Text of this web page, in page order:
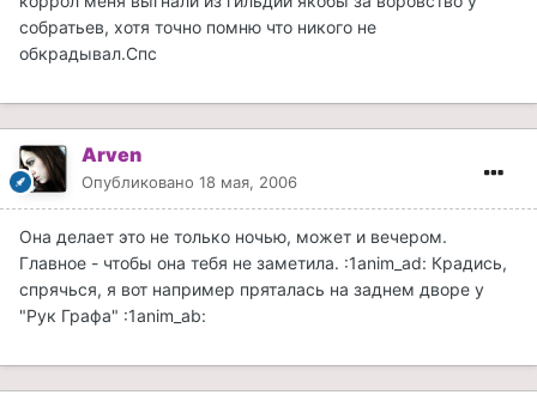
собратьев, хотя точно помню что никого не
обкрадывал.Спс
Arven
Опубликовано 18 мая, 2006
Она делает это не только ночью, может и вечером.
Главное - чтобы она тебя не заметила. :1anim_ad: Крадись,
спрячься, я вот например пряталась на заднем дворе у
"Рук Графа" :1anim_ab: